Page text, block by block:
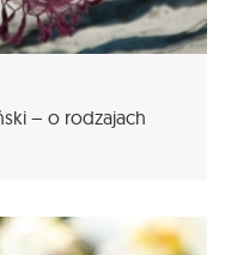
– o rodzajach